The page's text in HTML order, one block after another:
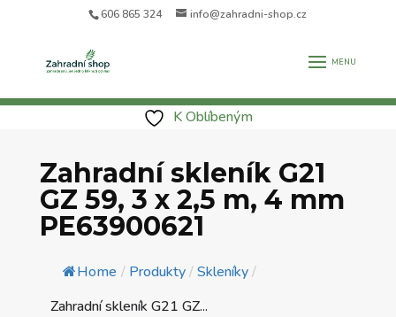
606 865 324 info@zahradni-shop.cz
K Oblíbeným
Zahradní skleník G21
GZ 59, 3 x 2,5 m, 4 mm
PE63900621
Home / Produkty/Skleníky/
Zahradní skleník G21 GZ...